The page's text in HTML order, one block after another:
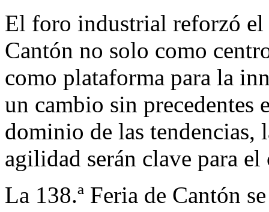
El foro industrial reforzó el
Cantón no solo como
como plataforma para la
un cambio sin precedentes
dominio de las
agilidad serán clave para
La 138.ª Feria de Cantón